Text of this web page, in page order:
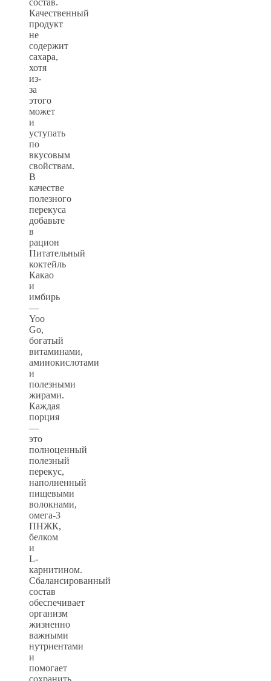
Качественный
продукт
не
содержит
сахара,
хотя
из-
за
этого
может
и
уступать
по
вкусовым
свойствам.
В
качестве
полезного
перекуса
добавьте
в
рацион
Питательный
коктейль
Какао
и
имбирь
—
Yoo
Gо,
богатый
витаминами,
аминокислотами
и
полезными
жирами.
Каждая
порция
—
это
полноценный
полезный
перекус,
наполненный
пищевыми
волокнами,
омега-3
ПНЖК,
белком
и
L-
карнитином.
Сбалансированный
состав
обеспечивает
организм
жизненно
важными
нутриентами
и
помогает
сохранить